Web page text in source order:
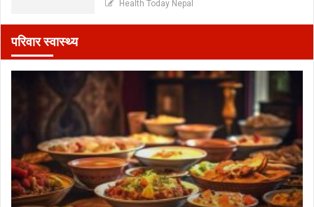
Health Today Nepal
परिवार स्वास्थ्य